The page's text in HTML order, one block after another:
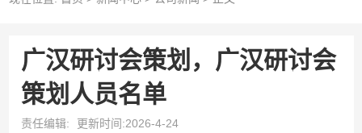
广汉研讨会策划，广汉研讨会
策划人员名单
责任编辑: 更新时间:2026-4-24